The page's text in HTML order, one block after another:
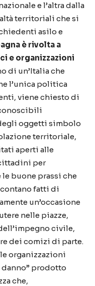
e l’altra dalla
territoriali che si
asilo e
è rivolta a
e organizzazioni
di un’Italia che
l’unica politica
viene chiesto di
oggetti simbolo
territoriale,
aperti alle
per
buone prassi che
fatti di
un’occasione
nelle piazze,
civile,
dei comizi di parte.
organizzazioni
prodotto
che,